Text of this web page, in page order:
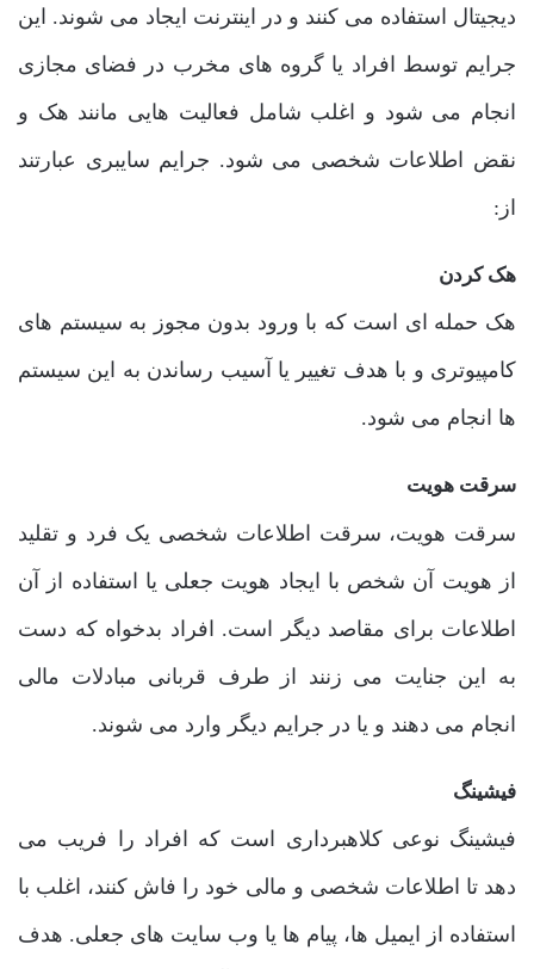
دیجیتال استفاده می کنند و در اینترنت ایجاد می شوند. این
جرایم توسط افراد یا گروه های مخرب در فضای مجازی
انجام می شود و اغلب شامل فعالیت هایی مانند هک و
نقض اطلاعات شخصی می شود. جرایم سایبری عبارتند
از:
هک کردن
هک حمله ای است که با ورود بدون مجوز به سیستم های
کامپیوتری و با هدف تغییر یا آسیب رساندن به این سیستم
ها انجام می شود.
سرقت هویت
سرقت هویت، سرقت اطلاعات شخصی یک فرد و تقلید
از هویت آن شخص با ایجاد هویت جعلی یا استفاده از آن
اطلاعات برای مقاصد دیگر است. افراد بدخواه که دست
به این جنایت می زنند از طرف قربانی مبادلات مالی
انجام می دهند و یا در جرایم دیگر وارد می شوند.
فیشینگ
فیشینگ نوعی کلاهبرداری است که افراد را فریب می
دهد تا اطلاعات شخصی و مالی خود را فاش کنند، اغلب با
استفاده از ایمیل ها، پیام ها یا وب سایت های جعلی. هدف